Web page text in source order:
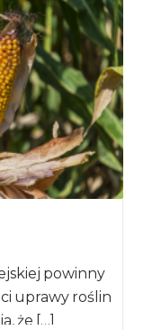
powinny
uprawy roślin
że […]